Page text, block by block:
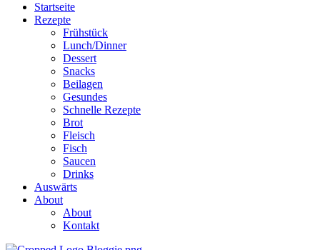
Startseite
Rezepte
Frühstück
Lunch/Dinner
Dessert
Snacks
Beilagen
Gesundes
Schnelle Rezepte
Brot
Fleisch
Fisch
Saucen
Drinks
Auswärts
About
About
Kontakt